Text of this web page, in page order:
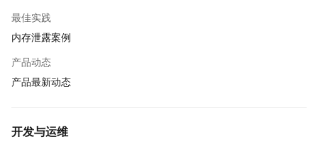
最佳实践
内存泄露案例
产品动态
产品最新动态
开发与运维